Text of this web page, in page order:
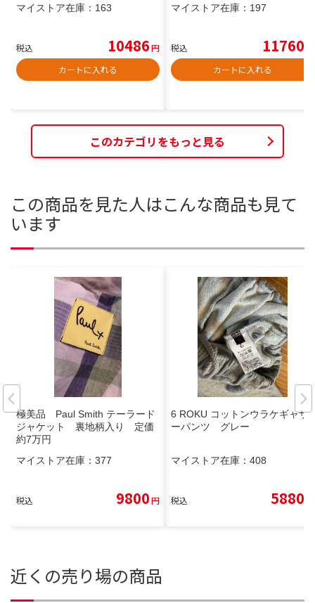
マイストア在庫： 163
税込 10486円
カートに入れる
マイストア在庫： 197
税込 11760
カートに入れる
このカテゴリをもっと見る
この商品を見た人はこんな商品も見て
います
極美品 Paul Smith テーラード
ジャケット 裏地柄入り 定価
約7万円
マイストア在庫： 377
税込 9800円
6 ROKU コットンウラケギャザ
ーパンツ グレー
マイストア在庫： 408
税込 5880
近くの売り場の商品